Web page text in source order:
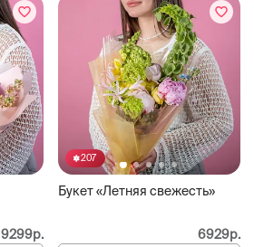
9299р.
207
Букет «Летняя свежесть»
6929р.